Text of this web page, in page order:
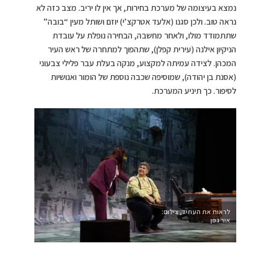
נמצא בעיצומה של מערכת בחירות, אך אין לו יריב. מצב כזה לא
נראה טוב. ולכן סגנו (אלעד אטרקצ’י) יוזם ושותל מעין “בובה”
שתתמודד מולו, ולאחר מחשבה, הבחירה נופלת על עובדת
הניקיון אילנה (עירית קפלן), שתהפוך למתחרה של ראש העיר
המכהן. לצידה עמיתה למקצוע, מנקה בעלת עבר פלילי צבעוני
(אסנת בן יהודה), שמוסיפה שכבה נוספת של הומור ואנושיות
לסיפור. כך תיניע המערכת.
לראות את העתיד, צילום:
אור גפן